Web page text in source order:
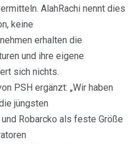
AlahRachi nennt dies
keine
erhalten die
und ihre eigene
sich nichts.
PSH ergänzt: „Wir haben
jüngsten
Robarcko als feste Größe